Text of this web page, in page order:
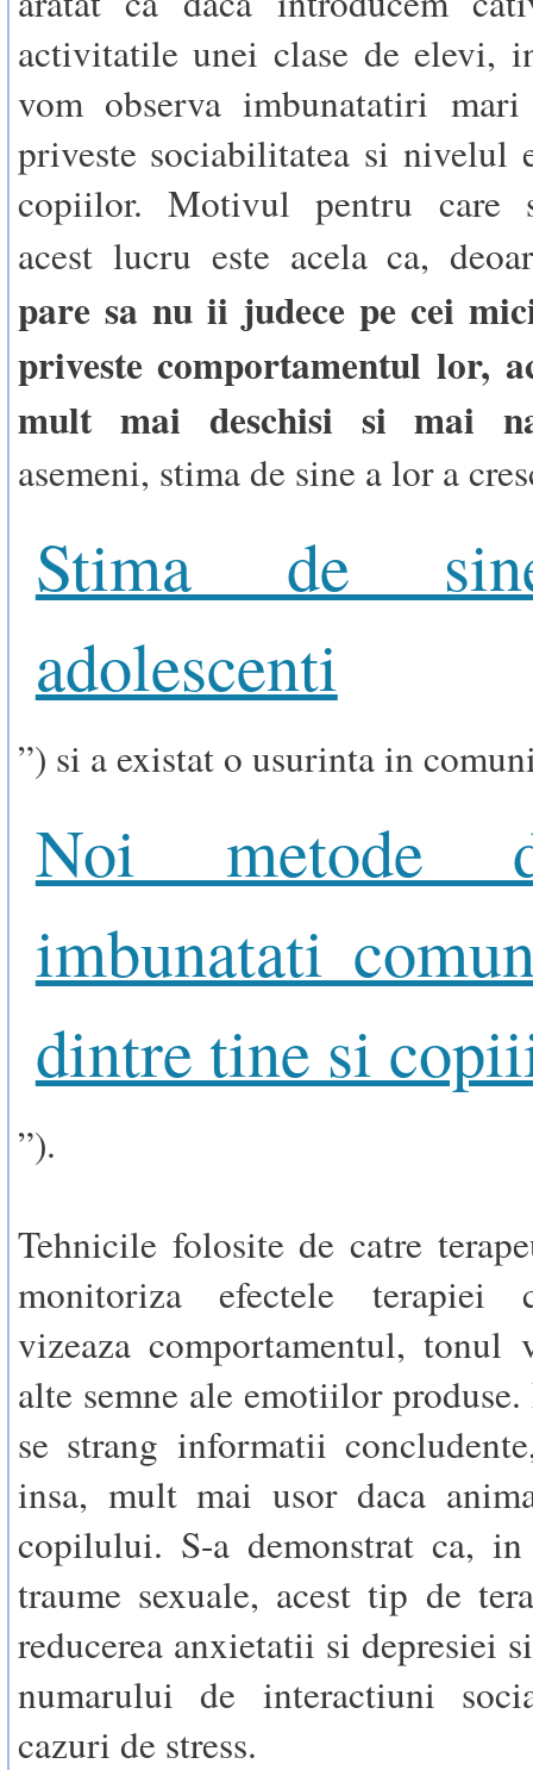
activitatile unei clase de elevi,
vom observa imbunatatiri
priveste sociabilitatea si nivelul
copiilor. Motivul pentru care
acest lucru este acela ca,
pare sa nu ii judece pe cei
priveste comportamentul lor,
mult mai deschisi si mai
asemeni, stima de sine a lor a
Stima de
adolescenti
”) si a existat o usurinta in
Noi metode
imbunatati
dintre tine si
”).
Tehnicile folosite de catre
monitoriza efectele terapiei
vizeaza comportamentul, tonul
alte semne ale emotiilor produse.
se strang informatii
insa, mult mai usor daca
copilului. S-a demonstrat ca,
traume sexuale, acest tip de
reducerea anxietatii si depresiei
numarului de interactiuni
cazuri de stress.